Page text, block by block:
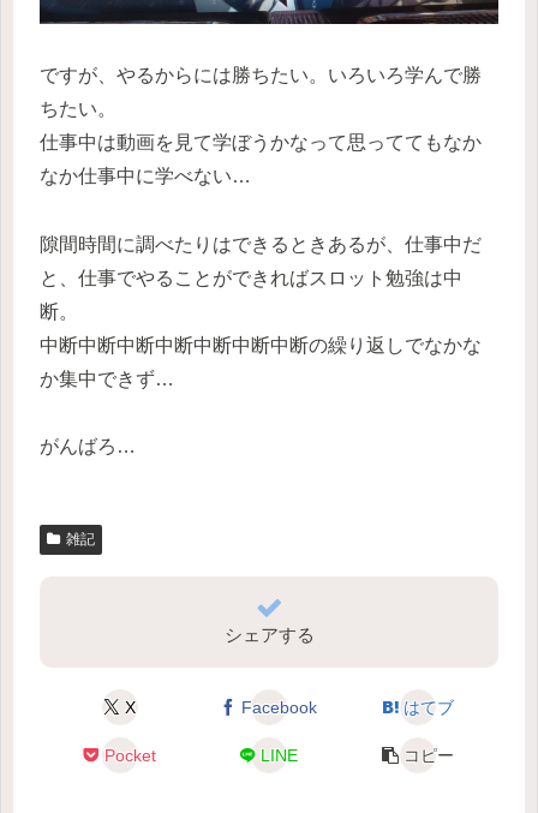
ですが、やるからには勝ちたい。いろいろ学んで勝
ちたい。
仕事中は動画を見て学ぼうかなって思っててもなか
なか仕事中に学べない…
隙間時間に調べたりはできるときあるが、仕事中だ
と、仕事でやることができればスロット勉強は中
断。
中断中断中断中断中断中断中断の繰り返しでなかな
か集中できず…
がんばろ…
雑記
シェアする
X Facebook はてブ
Pocket LINE コピー